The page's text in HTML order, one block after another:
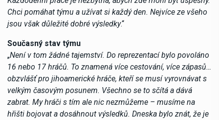
Chci pomáhat týmu a užívat si každý den. Nejvíce ze všeho
jsou však důležité dobré výsledky.“
Současný stav týmu
„Není v tom žádné tajemství. Do reprezentací bylo povoláno
16 nebo 17 hráčů. To znamená více cestování, více zápasů…
obzvlášť pro jihoamerické hráče, kteří se musí vyrovnávat s
velkým časovým posunem. Všechno se to sčítá a dává
zabrat. My hráči s tím ale nic nezmůžeme – musíme na
hřišti bojovat a dosáhnout výsledků. Dneska bylo znát, že je